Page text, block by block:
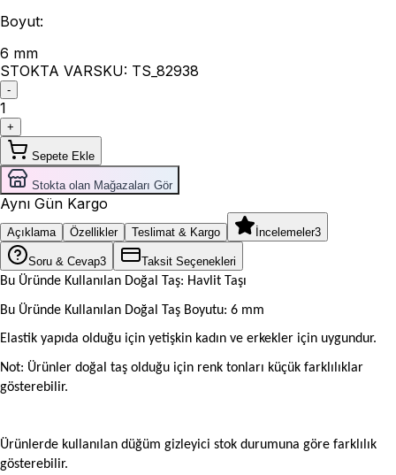
Boyut:
6 mm
STOKTA VARSKU: TS_82938
-
1
+
Sepete Ekle
Stokta olan Mağazaları Gör
Aynı Gün Kargo
Açıklama Özellikler Teslimat & Kargo İncelemeler3
Soru & Cevap3 Taksit Seçenekleri
Bu Üründe Kullanılan Doğal Taş: Havlit Taşı
Bu Üründe Kullanılan Doğal Taş Boyutu: 6 mm
Elastik yapıda olduğu için yetişkin kadın ve erkekler için uygundur.
Not: Ürünler doğal taş olduğu için renk tonları küçük farklılıklar
gösterebilir.
Ürünlerde kullanılan düğüm gizleyici stok durumuna göre farklılık
gösterebilir.